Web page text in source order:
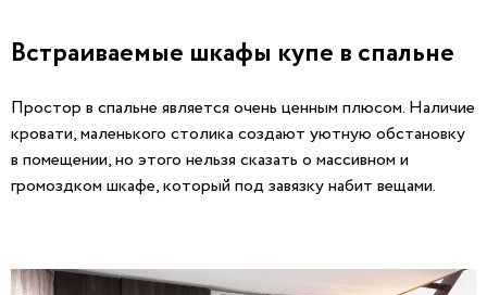
Встраиваемые шкафы купе в спальне
Простор в спальне является очень ценным плюсом. Наличие
кровати, маленького столика создают уютную обстановку
в помещении, но этого нельзя сказать о массивном и
громоздком шкафе, который под завязку набит вещами.